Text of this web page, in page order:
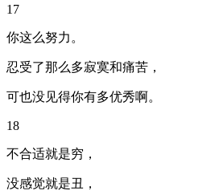
17
你这么努力。
忍受了那么多寂寞和痛苦，
可也没见得你有多优秀啊。
18
不合适就是穷，
没感觉就是丑，